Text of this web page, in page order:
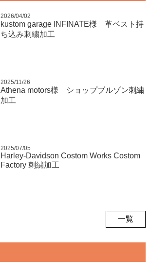
2026/04/02
kustom garage INFINATE様 革ベスト持
ち込み刺繍加工
2025/11/26
Athena motors様 ショップブルゾン刺繍
加工
2025/07/05
Harley-Davidson Costom Works Costom
Factory 刺繍加工
一覧